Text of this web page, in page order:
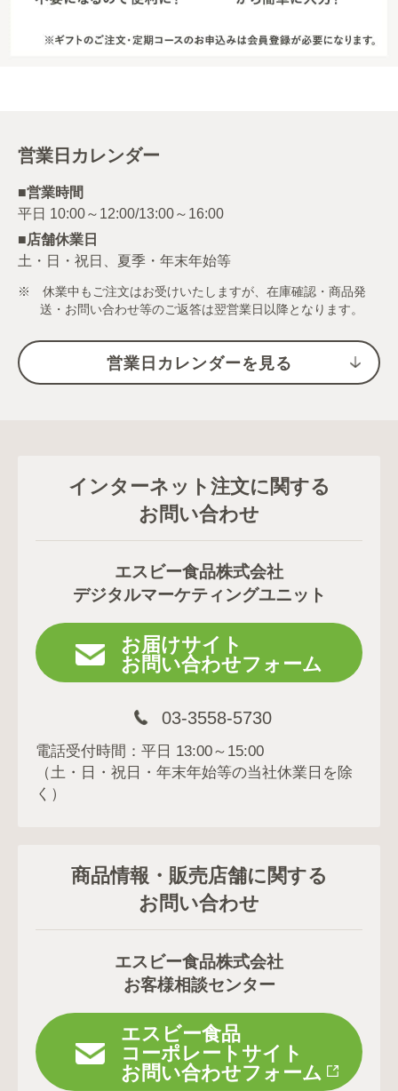
営業日カレンダー
■営業時間
■店舗休業日
土・日・祝日、夏季・年末年始等
※ 休業中もご注文はお受けいたしますが、在庫確認・商品発
送・お問い合わせ等のご返答は翌営業日以降となります。
営業日カレンダーを見る
インターネット注文に関する
お問い合わせ
エスビー食品株式会社
デジタルマーケティングユニット
お届けサイト
お問い合わせフォーム
03-3558-5730
電話受付時間：平日 13:00～15:00
（土・日・祝日・年末年始等の当社休業日を除
く）
商品情報・販売店舗に関する
お問い合わせ
エスビー食品株式会社
お客様相談センター
エスビー食品
コーポレートサイト
お問い合わせフォーム